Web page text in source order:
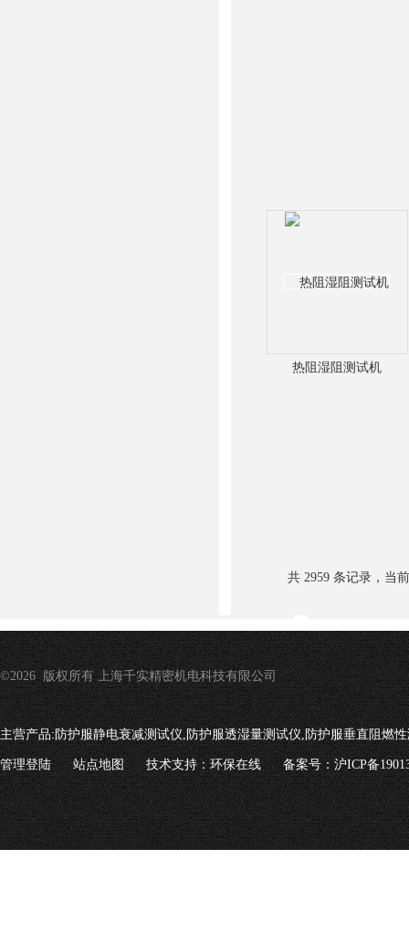
热阻湿阻测试机
共 2959 条记录，当
©2026 版权所有 上海千实精密机电科技有限公司
主营产品:防护服静电衰减测试仪,防护服透湿量测试仪,防护服垂直阻燃
管理登陆 站点地图 技术支持：环保在线 备案号：沪ICP备